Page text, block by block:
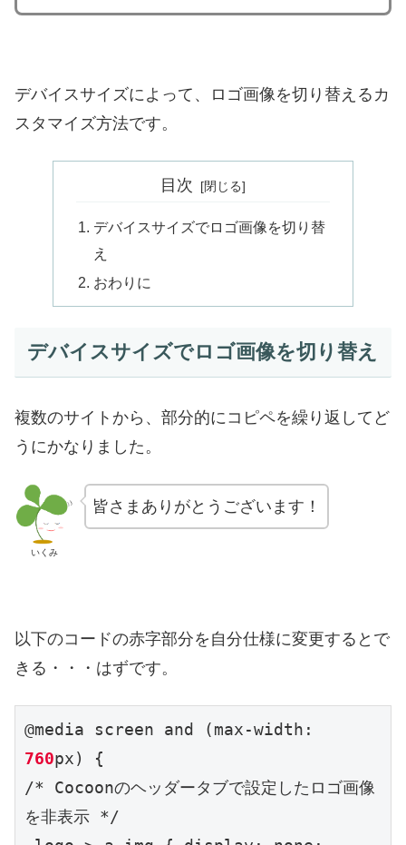
デバイスサイズによって、ロゴ画像を切り替えるカ
スタマイズ方法です。
目次
デバイスサイズでロゴ画像を切り替
え
おわりに
デバイスサイズでロゴ画像を切り替え
複数のサイトから、部分的にコピペを繰り返してど
うにかなりました。
いくみ
皆さまありがとうございます！
以下のコードの赤字部分を自分仕様に変更するとで
きる・・・はずです。
760px) {
/* Cocoonのヘッダータブで設定したロゴ画像
を非表示 */